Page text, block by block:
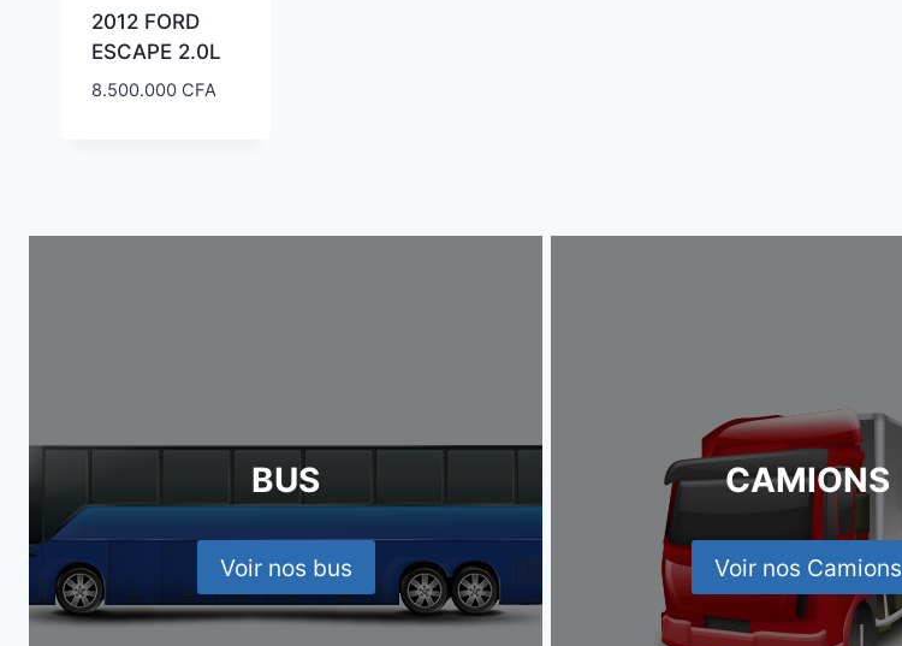
2012 FORD
ESCAPE 2.0L
8.500.000 CFA
BUS
Voir nos bus
CAMIONS
Voir nos Camions